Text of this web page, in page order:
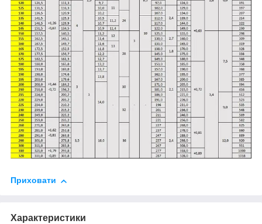
Приховати
Характеристики